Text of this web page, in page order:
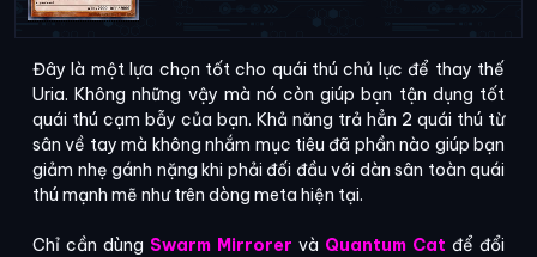
Đây là một lựa chọn tốt cho quái thú chủ lực để thay thế
Uria. Không những vậy mà nó còn giúp bạn tận dụng tốt
quái thú cạm bẫy của bạn. Khả năng trả hẳn 2 quái thú từ
sân về tay mà không nhắm mục tiêu đã phần nào giúp bạn
giảm nhẹ gánh nặng khi phải đối đầu với dàn sân toàn quái
thú mạnh mẽ như trên dòng meta hiện tại.
Chỉ cần dùng Swarm Mirrorer và Quantum Cat để đổi